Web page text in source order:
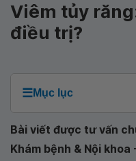
Viêm tủy
điều trị?
☰Mục lục
Bài viết được tư vấn
Khám bệnh & Nội